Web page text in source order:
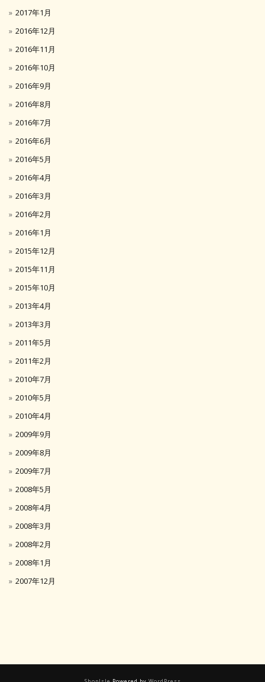
2017年1月
2016年12月
2016年11月
2016年10月
2016年9月
2016年8月
2016年7月
2016年6月
2016年5月
2016年4月
2016年3月
2016年2月
2016年1月
2015年12月
2015年11月
2015年10月
2013年4月
2013年3月
2011年5月
2011年2月
2010年7月
2010年5月
2010年4月
2009年9月
2009年8月
2009年7月
2008年5月
2008年4月
2008年3月
2008年2月
2008年1月
2007年12月